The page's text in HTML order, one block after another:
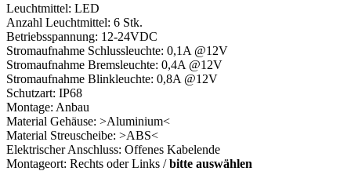
Leuchtmittel: LED
Anzahl Leuchtmittel: 6 Stk.
Betriebsspannung: 12-24VDC
Stromaufnahme Schlussleuchte: 0,1A @12V
Stromaufnahme Bremsleuchte: 0,4A @12V
Stromaufnahme Blinkleuchte: 0,8A @12V
Schutzart: IP68
Montage: Anbau
Material Gehäuse: >Aluminium<
Material Streuscheibe: >ABS<
Elektrischer Anschluss: Offenes Kabelende
Montageort: Rechts oder Links /bitte auswählen